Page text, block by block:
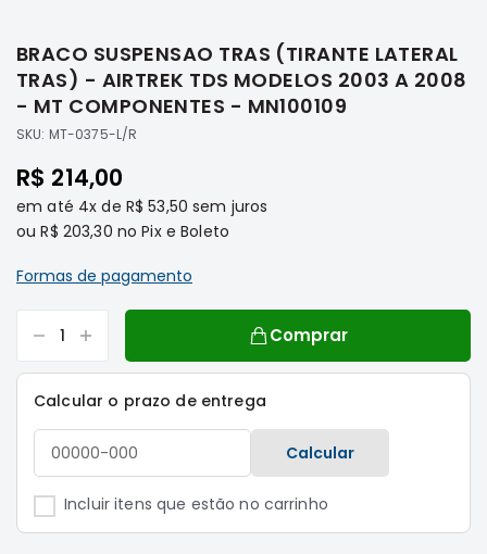
Transmissão
Elétrica
Suspensão
Correias
Filtros
Transmissão
Acessórios
Triton
e
Dakar
o
início
da
Galeria
de
imagens
BRACO SUSPENSAO TRAS (TIRANTE LATERAL
TRAS) - AIRTREK TDS MODELOS 2003 A 2008
- MT COMPONENTES - MN100109
SKU: MT-0375-L/R
R$ 214,00
em até 4x de R$ 53,50 sem juros
ouR$ 203,30 no Pix e Boleto
Formas de pagamento
Comprar
Calcular o prazo de entrega
Calcular
Incluir itens que estão no carrinho